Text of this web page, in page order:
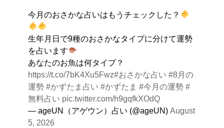
です。
今月のおさかな占いはもうチェックした？
生年月日で9種のおさかなタイプに分けて運勢
を占います
あなたのお魚は何タイプ？
https://t.co/7bK4Xu5Fwz#おさかな占い #8月の
運勢 #かずたま占い #かずたま #今月の運勢 #
無料占い pic.twitter.com/h9gqfkXOdQ
— ageUN（アゲウン）占い (@ageUN)August
5, 2026